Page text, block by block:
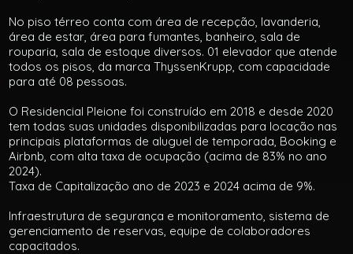
No piso térreo conta com área de recepção, lavanderia,
área de estar, área para fumantes, banheiro, sala de
rouparia, sala de estoque diversos. 01 elevador que atende
todos os pisos, da marca ThyssenKrupp, com capacidade
para até 08 pessoas.
O Residencial Pleione foi construído em 2018 e desde 2020
tem todas suas unidades disponibilizadas para locação nas
principais plataformas de aluguel de temporada, Booking e
Airbnb, com alta taxa de ocupação (acima de 83% no ano
2024).
Taxa de Capitalização ano de 2023 e 2024 acima de 9%.
Infraestrutura de segurança e monitoramento, sistema de
gerenciamento de reservas, equipe de colaboradores
capacitados.